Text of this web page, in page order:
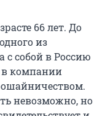
66 лет. До
из
с собой в Россию
в компании
невозможно, но